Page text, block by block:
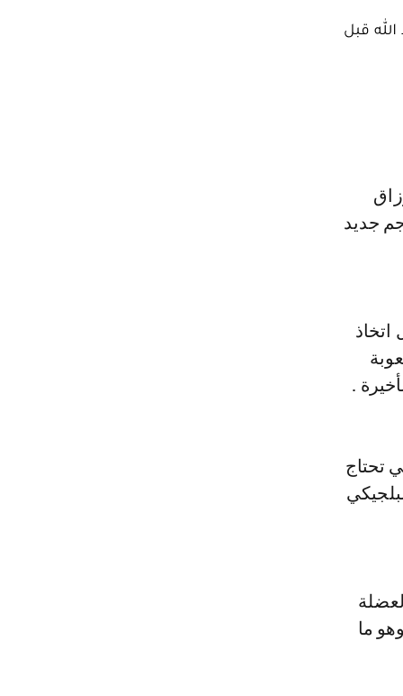
قبل
جديد
.
تحتاج
من 6 إلى 8 أسابيع، وهو ما